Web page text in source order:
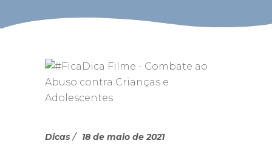
Dicas 18 de maio de 2021